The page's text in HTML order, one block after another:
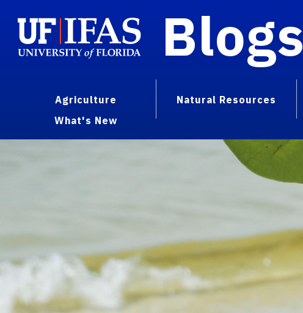
Blogs
Agriculture Natural Resources
What's New